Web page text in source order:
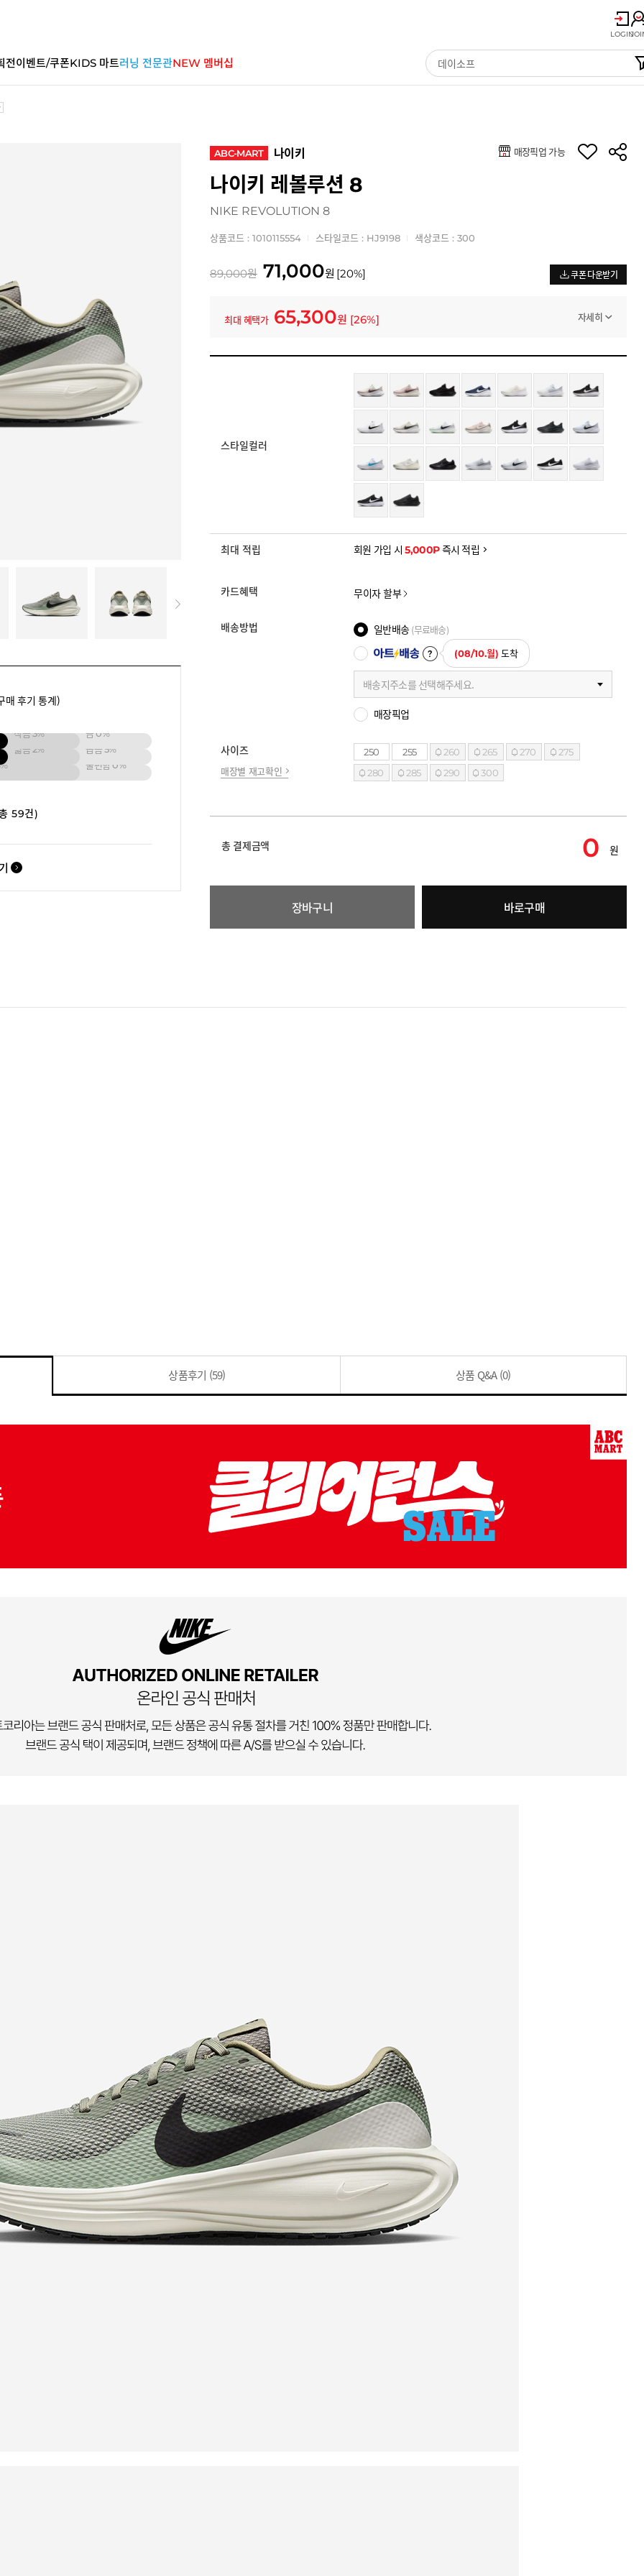
LOGIN
전이벤트/쿠폰KIDS 마트러닝 전문관NEW 멤버십
매 후기 통계)
작음3% 큼0%
넓음 2% 좁음5%
불편함 0%
59건)
ABC-MART 나이키 매장픽업 가능
나이키 레볼루션 8
NIKE REVOLUTION 8
상품코드 : 1010115554 스타일코드 : HJ9198 색상코드 : 300
89,000원 71,000원 [20%] 쿠폰 다운받기
최대 혜택가 65,300원 [26%] 자세히
로그인 후 등급 혜택을 확인하세요
모든 혜택이 적용된 금액으로, 실제 결제 금액과는 차이가 있을 수 있습니다.
스타일컬러
최대 적립 회원 가입 시5,000P즉시 적립
카드혜택 무이자 할부
배송방법 일반배송 (무료배송)
(08/10.월) 도착
배송지주소를 선택해주세요.
매장픽업
사이즈
매장별 재고확인
250 255 260 265 270
275
280
285 290 300
총 결제금액 0 원
장바구니 바로구매
상품후기 (59) 상품 Q&A(0)